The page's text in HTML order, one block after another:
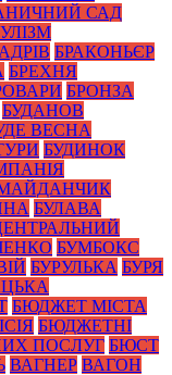
САД
БРАКОНЬЄР
БРЕХНЯ
БРОНЗА
БУДАНОВ
ВЕСНА
БУДИНОК
МАЙДАНЧИК
БУЛАВА
БУМБОКС
БУРУЛЬКА БУРЯ
БЮДЖЕТ МІСТА
БЮДЖЕТНІ
ПОСЛУГ БЮСТ
ВАГНЕР ВАГОН